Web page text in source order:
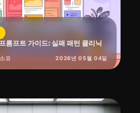
롬프트 가이드: 실패 패턴 클리닉
소요 2026년 05월 04일